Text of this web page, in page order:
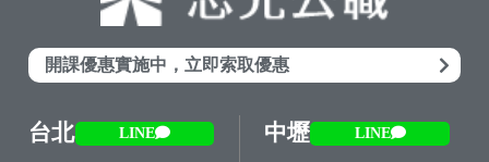
開課優惠實施中，立即索取優惠
台北 LINE 中壢 LINE